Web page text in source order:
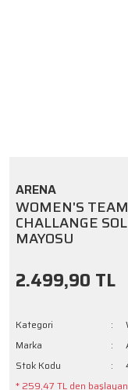
ARENA
WOMEN'S
CHALLANGE
MAYOSU
2.499,90 TL
Kategori
Marka
Stok Kodu
* 259,47 TL den